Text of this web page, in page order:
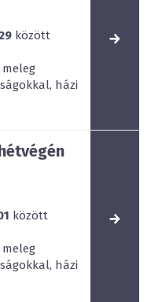
között
meleg
házi
között
meleg
házi